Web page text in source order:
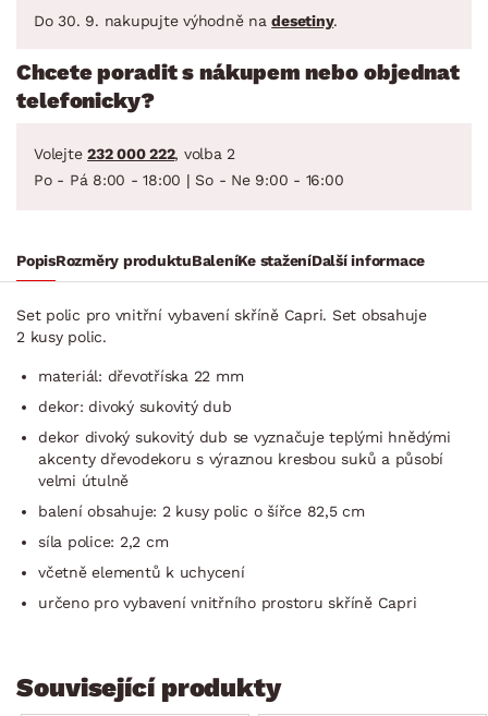
Do 30. 9. nakupujte výhodně nadesetiny.
Chcete poradit s nákupem nebo objednat
telefonicky?
Volejte 232 000 222, volba 2
Po - Pá 8:00 - 18:00 | So - Ne 9:00 - 16:00
PopisRozměry produktuBaleníKe staženíDalší informace
Set polic pro vnitřní vybavení skříně Capri. Set obsahuje
2 kusy polic.
materiál: dřevotříska 22 mm
dekor: divoký sukovitý dub
dekor divoký sukovitý dub se vyznačuje teplými hnědými
akcenty dřevodekoru s výraznou kresbou suků a působí
velmi útulně
balení obsahuje: 2 kusy polic o šířce 82,5 cm
síla police: 2,2 cm
včetně elementů k uchycení
určeno pro vybavení vnitřního prostoru skříně Capri
Související produkty